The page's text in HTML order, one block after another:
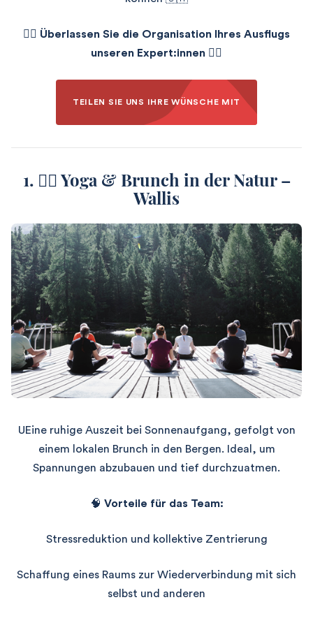
👇🏼 Überlassen Sie die Organisation Ihres Ausflugs
unseren Expert:innen 👇🏼
TEILEN SIE UNS IHRE WÜNSCHE MIT
1. 🧘‍♀️ Yoga & Brunch in der Natur –
Wallis
UEine ruhige Auszeit bei Sonnenaufgang, gefolgt von
einem lokalen Brunch in den Bergen. Ideal, um
Spannungen abzubauen und tief durchzuatmen.​
🧠 Vorteile für das Team:
Stressreduktion und kollektive Zentrierung
Schaffung eines Raums zur Wiederverbindung mit sich
selbst und anderen